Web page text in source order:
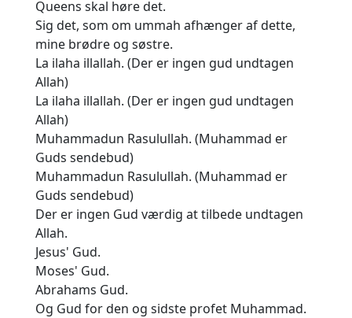
Queens skal høre det.
Sig det, som om ummah afhænger af dette,
mine brødre og søstre.
La ilaha illallah. (Der er ingen gud undtagen
Allah)
La ilaha illallah. (Der er ingen gud undtagen
Allah)
Muhammadun Rasulullah. (Muhammad er
Guds sendebud)
Muhammadun Rasulullah. (Muhammad er
Guds sendebud)
Der er ingen Gud værdig at tilbede undtagen
Allah.
Jesus' Gud.
Moses' Gud.
Abrahams Gud.
Og Gud for den og sidste profet Muhammad.